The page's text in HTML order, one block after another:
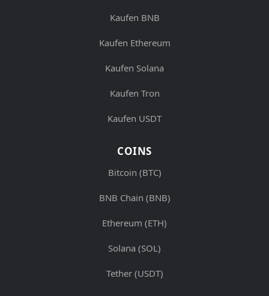
Kaufen BNB
Kaufen Ethereum
Kaufen Solana
Kaufen Tron
Kaufen USDT
COINS
Bitcoin (BTC)
BNB Chain (BNB)
Ethereum (ETH)
Solana (SOL)
Tether (USDT)